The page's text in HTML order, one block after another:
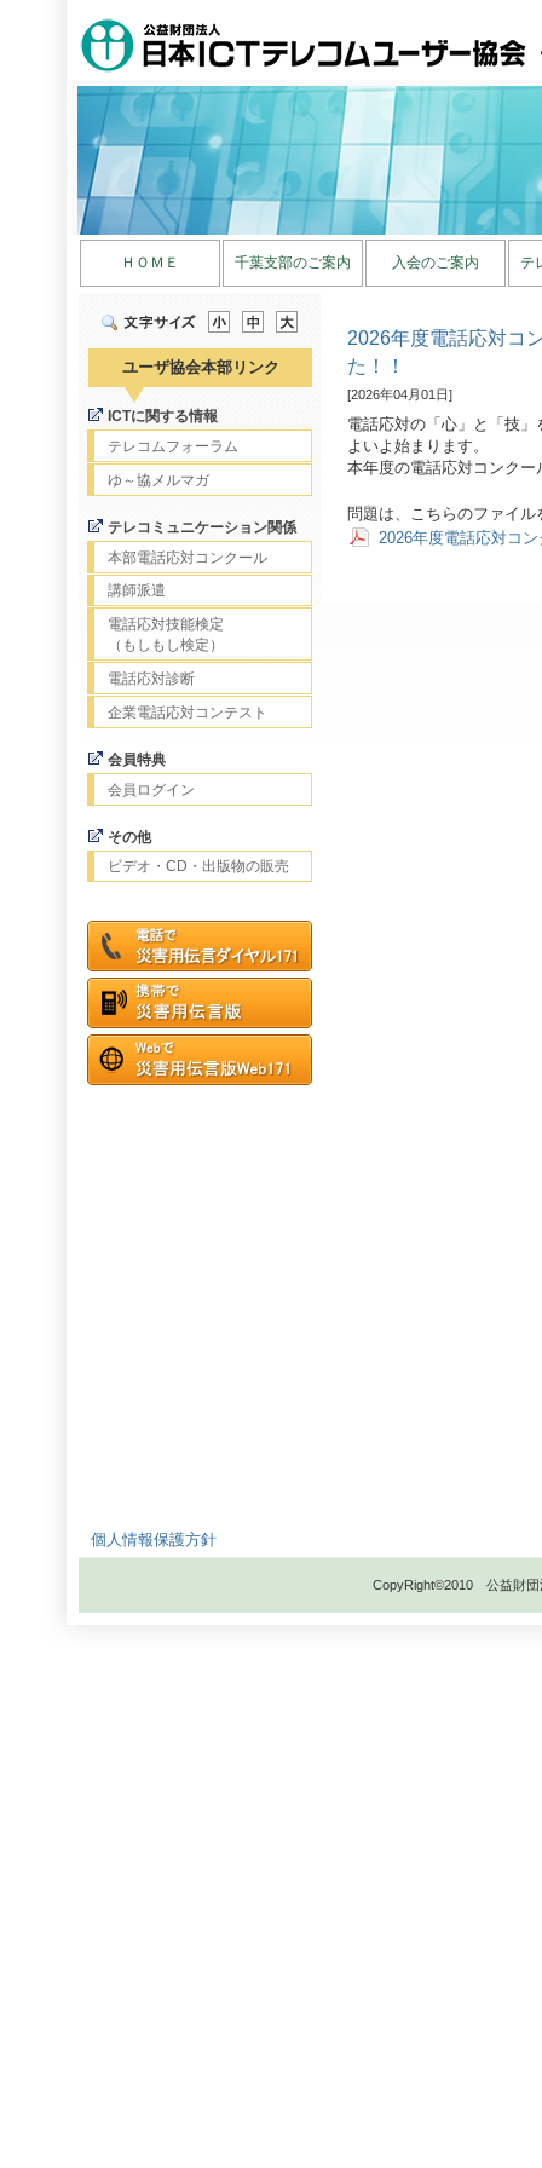
ＨＯＭＥ 千葉支部のご案内 入会のご案内 テ
ユーザ協会本部リンク
ICTに関する情報
テレコムフォーラム
ゆ～協メルマガ
テレコミュニケーション関係
本部電話応対コンクール
講師派遣
電話応対技能検定
（もしもし検定）
電話応対診断
企業電話応対コンテスト
会員特典
会員ログイン
その他
ビデオ・CD・出版物の販売
2026年度電話応対コ
た！！
[2026年04月01日]
電話応対の「心」と「技
よいよ始まります。
本年度の電話応対コンク
問題は、こちらのファイ
2026年度電話応対コ
個人情報保護方針
CopyRight©2010 公益財団